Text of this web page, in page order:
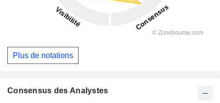
Plus de notations
Consensus des Analystes